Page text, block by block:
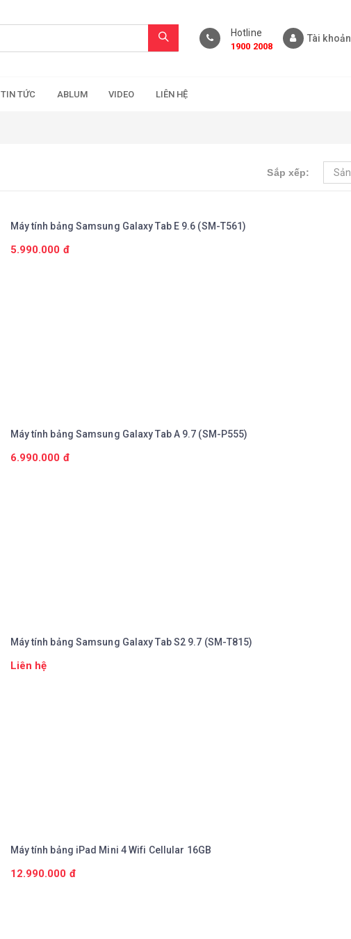
Hotline
1900 2008
Tài khoản
TIN TỨC ABLUM VIDEO LIÊN HỆ
Sắp xếp:
Máy tính bảng Samsung Galaxy Tab E 9.6 (SM-T561)
5.990.000 đ
Máy tính bảng Samsung Galaxy Tab A 9.7 (SM-P555)
6.990.000 đ
Máy tính bảng Samsung Galaxy Tab S2 9.7 (SM-T815)
Liên hệ
Máy tính bảng iPad Mini 4 Wifi Cellular 16GB
12.990.000 đ